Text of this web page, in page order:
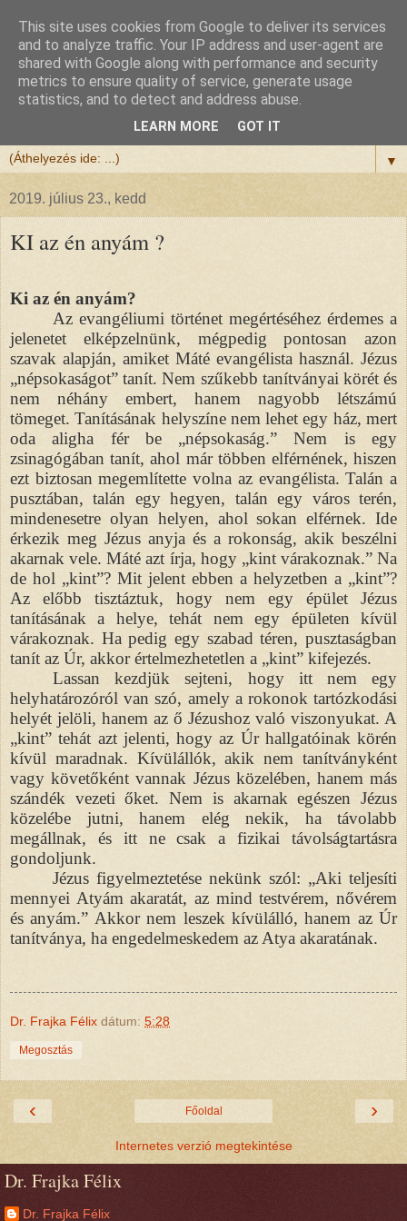
Félix atya
Szeretettel köszöntöm a honlapomra ellátogatót.
▼
2019. július 23., kedd
KI az én anyám ?
Ki az én anyám?
Az evangéliumi történet megértéséhez érdemes a
jelenetet elképzelnünk, mégpedig pontosan azon
szavak alapján, amiket Máté evangélista használ. Jézus
„népsokaságot” tanít. Nem szűkebb tanítványai körét és
nem néhány embert, hanem nagyobb létszámú
tömeget. Tanításának helyszíne nem lehet egy ház, mert
oda aligha fér be „népsokaság.” Nem is egy
zsinagógában tanít, ahol már többen elférnének, hiszen
ezt biztosan megemlítette volna az evangélista. Talán a
pusztában, talán egy hegyen, talán egy város terén,
mindenesetre olyan helyen, ahol sokan elférnek. Ide
érkezik meg Jézus anyja és a rokonság, akik beszélni
akarnak vele. Máté azt írja, hogy „kint várakoznak.” Na
de hol „kint”? Mit jelent ebben a helyzetben a „kint”?
Az előbb tisztáztuk, hogy nem egy épület Jézus
tanításának a helye, tehát nem egy épületen kívül
várakoznak. Ha pedig egy szabad téren, pusztaságban
tanít az Úr, akkor értelmezhetetlen a „kint” kifejezés.
Lassan kezdjük sejteni, hogy itt nem egy
helyhatározóról van szó, amely a rokonok tartózkodási
helyét jelöli, hanem az ő Jézushoz való viszonyukat. A
„kint” tehát azt jelenti, hogy az Úr hallgatóinak körén
kívül maradnak. Kívülállók, akik nem tanítványként
vagy követőként vannak Jézus közelében, hanem más
szándék vezeti őket. Nem is akarnak egészen Jézus
közelébe jutni, hanem elég nekik, ha távolabb
megállnak, és itt ne csak a fizikai távolságtartásra
gondoljunk.
Jézus figyelmeztetése nekünk szól: „Aki teljesíti
mennyei Atyám akaratát, az mind testvérem, nővérem
és anyám.” Akkor nem leszek kívülálló, hanem az Úr
tanítványa, ha engedelmeskedem az Atya akaratának.
Dr. Frajka Félix dátum: 5:28
Megosztás
‹ ›
Főoldal
Internetes verzió megtekintése
Dr. Frajka Félix
Dr. Frajka Félix
This site uses cookies from Google to deliver its services
and to analyze traffic. Your IP address and user-agent are
shared with Google along with performance and security
metrics to ensure quality of service, generate usage
statistics, and to detect and address abuse.
LEARN MORE GOT IT